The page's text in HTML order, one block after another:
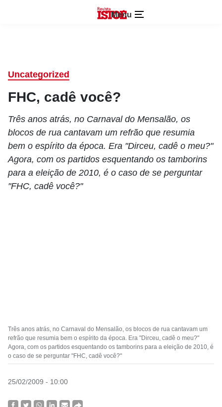
Menu
Uncategorized
FHC, cadê você?
Três anos atrás, no Carnaval do Mensalão, os
blocos de rua cantavam um refrão que resumia
bem o espírito da época. Era "Dirceu, cadê o meu?"
Agora, com os partidos esquentando os tamborins
para a eleição de 2010, é o caso de se perguntar
"FHC, cadê você?"
Três anos atrás, no Carnaval do Mensalão, os blocos de rua cantavam um
refrão que resumia bem o espírito da época. Era "Dirceu, cadê o meu?"
Agora, com os partidos esquentando os tamborins para a eleição de 2010, é
o caso de se perguntar "FHC, cadê você?"
25/02/2009 - 10:00